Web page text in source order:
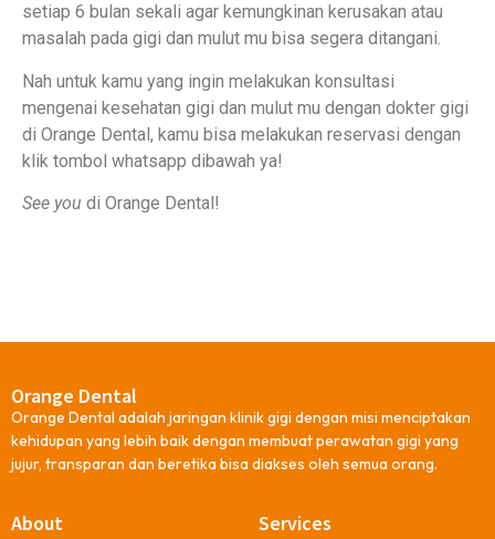
setiap 6 bulan sekali agar kemungkinan kerusakan atau
masalah pada gigi dan mulut mu bisa segera ditangani.
Nah untuk kamu yang ingin melakukan konsultasi
mengenai kesehatan gigi dan mulut mu dengan dokter gigi
di Orange Dental, kamu bisa melakukan reservasi dengan
klik tombol whatsapp dibawah ya!
See you di Orange Dental!
Orange Dental
Orange Dental adalah jaringan klinik gigi dengan misi menciptakan
kehidupan yang lebih baik dengan membuat perawatan gigi yang
jujur, transparan dan beretika bisa diakses oleh semua orang.
About Services